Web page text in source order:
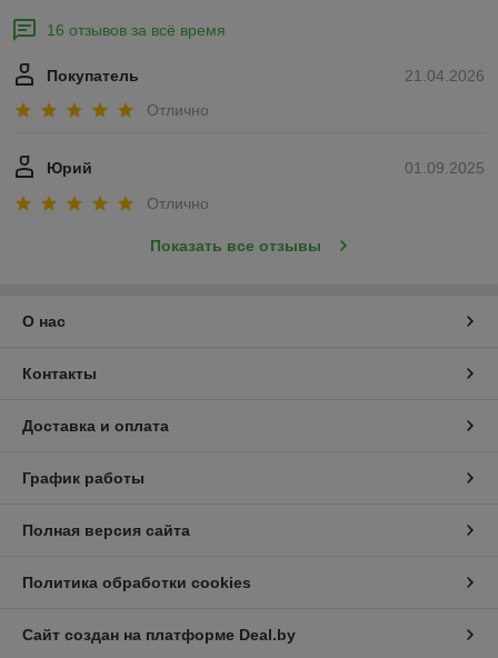
16 отзывов за всё время
21.04.2026
Покупатель
Отлично
01.09.2025
Юрий
Отлично
Показать все отзывы
О нас
Контакты
Доставка и оплата
График работы
Полная версия сайта
Политика обработки cookies
Сайт создан на платформе Deal.by